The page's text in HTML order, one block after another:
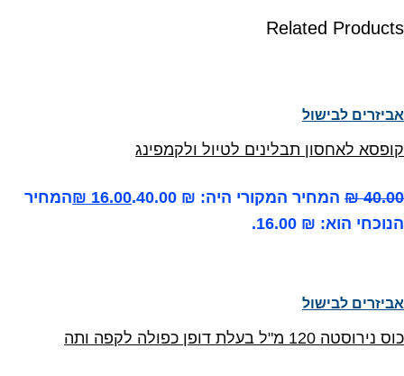
Related Products
אביזרים לבישול
קופסא לאחסון תבלינים לטיול ולקמפינג
₪40.00 המחיר המקורי היה: ₪ 40.00. ₪ 16.00
המחיר
הנוכחי הוא: ₪ 16.00.
אביזרים לבישול
כוס נירוסטה 120 מ"ל בעלת דופן כפולה לקפה ותה